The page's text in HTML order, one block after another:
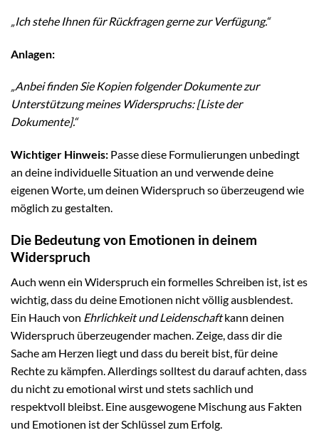
„Ich stehe Ihnen für Rückfragen gerne zur Verfügung.“
Anlagen:
„Anbei finden Sie Kopien folgender Dokumente zur
Unterstützung meines Widerspruchs: [Liste der
Dokumente].“
Wichtiger Hinweis: Passe diese Formulierungen unbedingt
an deine individuelle Situation an und verwende deine
eigenen Worte, um deinen Widerspruch so überzeugend wie
möglich zu gestalten.
Die Bedeutung von Emotionen in deinem
Widerspruch
Auch wenn ein Widerspruch ein formelles Schreiben ist, ist es
wichtig, dass du deine Emotionen nicht völlig ausblendest.
Ein Hauch von Ehrlichkeit und Leidenschaftkann deinen
Widerspruch überzeugender machen. Zeige, dass dir die
Sache am Herzen liegt und dass du bereit bist, für deine
Rechte zu kämpfen. Allerdings solltest du darauf achten, dass
du nicht zu emotional wirst und stets sachlich und
respektvoll bleibst. Eine ausgewogene Mischung aus Fakten
und Emotionen ist der Schlüssel zum Erfolg.